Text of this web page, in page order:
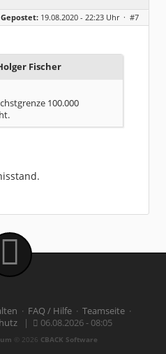
Gepostet: 19.08.2020 - 22:23 Uhr · #7
Fischer
100.000
· FAQ / Hilfe· Teamseite·
| 06.08.2026 - 08:05
© 2026 CBACK Software